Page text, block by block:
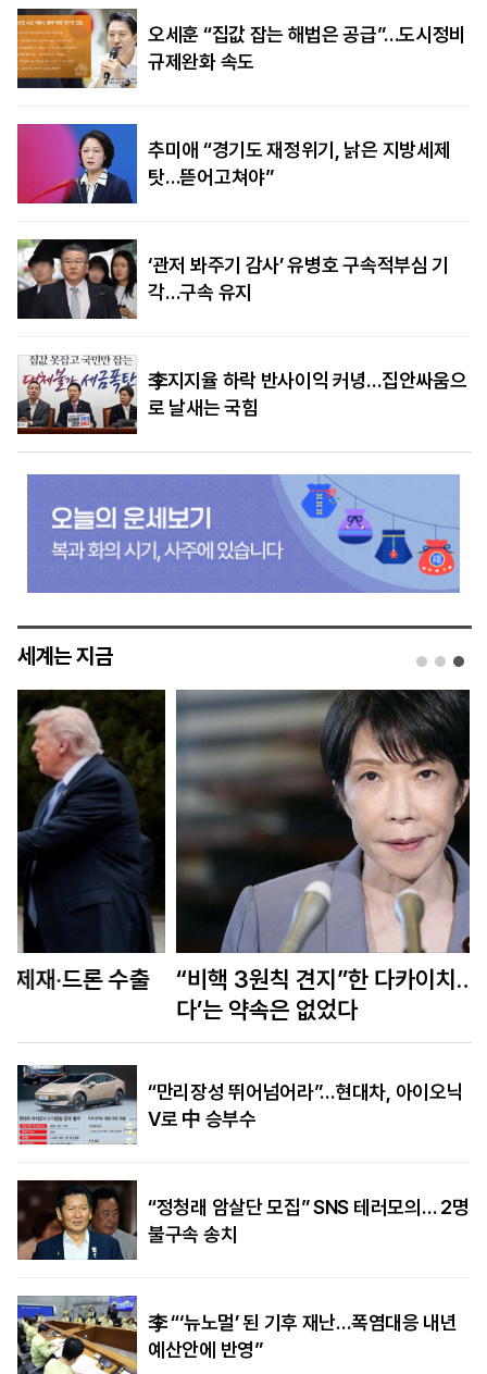
오세훈 “집값 잡는 해법은 공급”…도시정비
규제완화 속도
추미애 “경기도 재정위기, 낡은 지방세제
탓…뜯어고쳐야”
‘관저 봐주기 감사’ 유병호 구속적부심 기
각…구속 유지
李지지율 하락 반사이익 커녕…집안싸움으
로 날새는 국힘
세계는 지금
“비핵 3원칙 견지”한 다카이치…‘계속 지키겠
다’는 약속은 없었다
“만리장성 뛰어넘어라”…현대차, 아이오닉
V로 中 승부수
“정청래 암살단 모집” SNS 테러모의… 2명
불구속 송치
李 “‘뉴노멀’ 된 기후 재난…폭염대응 내년
예산안에 반영”